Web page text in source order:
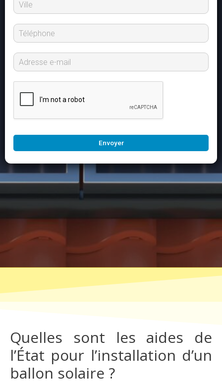
Envoyer
Quelles sont les aides de
l’État pour l’installation d’un
ballon solaire ?